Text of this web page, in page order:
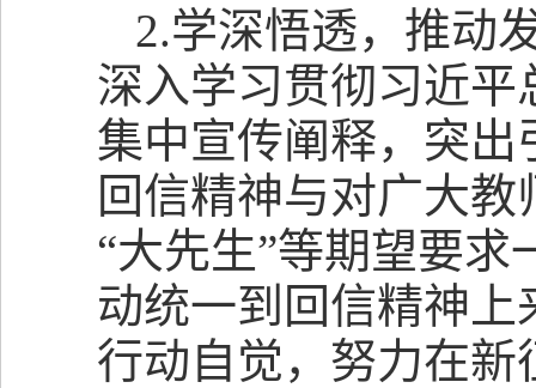
2.学深悟透，推动
深入学习贯彻习近
集中宣传阐释，突
回信精神与对广大教
“大先生”等期望要
动统一到回信精神
行动自觉，努力在新